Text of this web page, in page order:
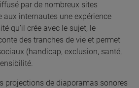
par de nombreux sites
aux internautes une expérience
qu’il crée avec le sujet, le
des tranches de vie et permet
(handicap, exclusion, santé,
projections de diaporamas sonores